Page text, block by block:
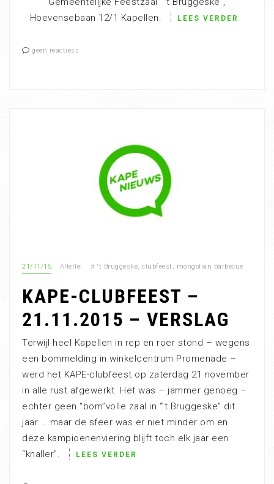
Hoevensebaan 12/1 Kapellen.
LEES VERDER
geen reactiess
21/11/15 Allerlei # 't Bruggeske, clubfeest , mongolian barbecue
KAPE-CLUBFEEST –
21.11.2015 – VERSLAG
Terwijl heel Kapellen in rep en roer stond – wegens
een bommelding in winkelcentrum Promenade –
werd het KAPE-clubfeest op zaterdag 21 november
in alle rust afgewerkt. Het was – jammer genoeg –
echter geen “bom”volle zaal in “’t Bruggeske” dit
jaar … maar de sfeer was er niet minder om en
deze kampioenenviering blijft toch elk jaar een
“knaller”.
LEES VERDER